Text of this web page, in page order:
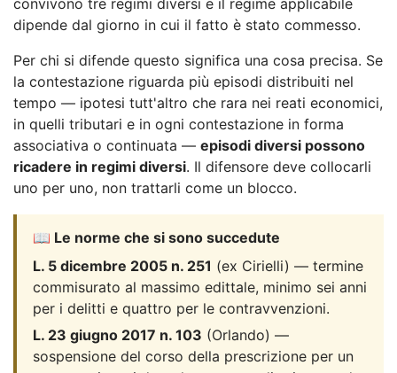
dipende dal giorno in cui il fatto è stato commesso.
Per chi si difende questo significa una cosa precisa. Se
la contestazione riguarda più episodi distribuiti nel
tempo — ipotesi tutt'altro che rara nei reati economici,
in quelli tributari e in ogni contestazione in forma
associativa o continuata — episodi diversi possono
ricadere in regimi diversi. Il difensore deve collocarli
uno per uno, non trattarli come un blocco.
📖 Le norme che si sono succedute
L. 5 dicembre 2005 n. 251 (ex Cirielli) — termine
commisurato al massimo edittale, minimo sei anni
per i delitti e quattro per le contravvenzioni.
L. 23 giugno 2017 n. 103 (Orlando) —
sospensione del corso della prescrizione per un